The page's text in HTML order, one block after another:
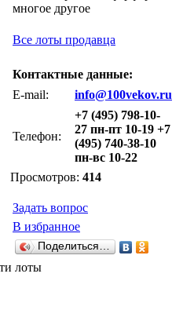
многое другое
Все лоты продавца
Контактные данные:
E-mail:
info@100vekov.ru
Телефон:
+7 (495) 798-10-
27 пн-пт 10-19 +7
(495) 740-38-10
пн-вс 10-22
Просмотров: 414
Задать вопрос
В избранное
Поделиться…
лоты